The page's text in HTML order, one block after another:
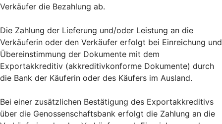
Verkäufer die Bezahlung ab.
Die Zahlung der Lieferung und/oder Leistung an die
Verkäuferin oder den Verkäufer erfolgt bei Einreichung und
Übereinstimmung der Dokumente mit dem
Exportakkreditiv (akkreditivkonforme Dokumente) durch
die Bank der Käuferin oder des Käufers im Ausland.
Bei einer zusätzlichen Bestätigung des Exportakkreditivs
über die Genossenschaftsbank erfolgt die Zahlung an die